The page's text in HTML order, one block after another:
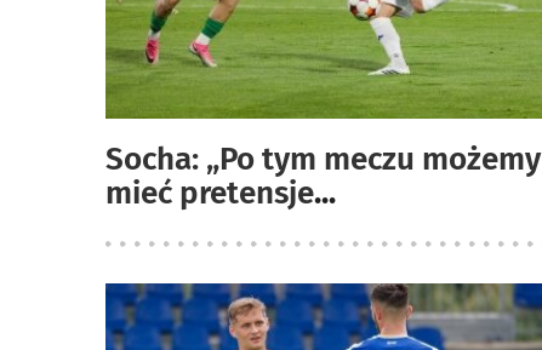
Socha: „Po tym meczu możemy
mieć pretensje...